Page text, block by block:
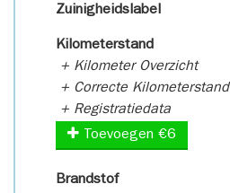
Zuinigheidslabel
Kilometerstand
+ Kilometer Overzicht
+ Correcte Kilometerstand
+ Registratiedata
Toevoegen €6
Brandstof